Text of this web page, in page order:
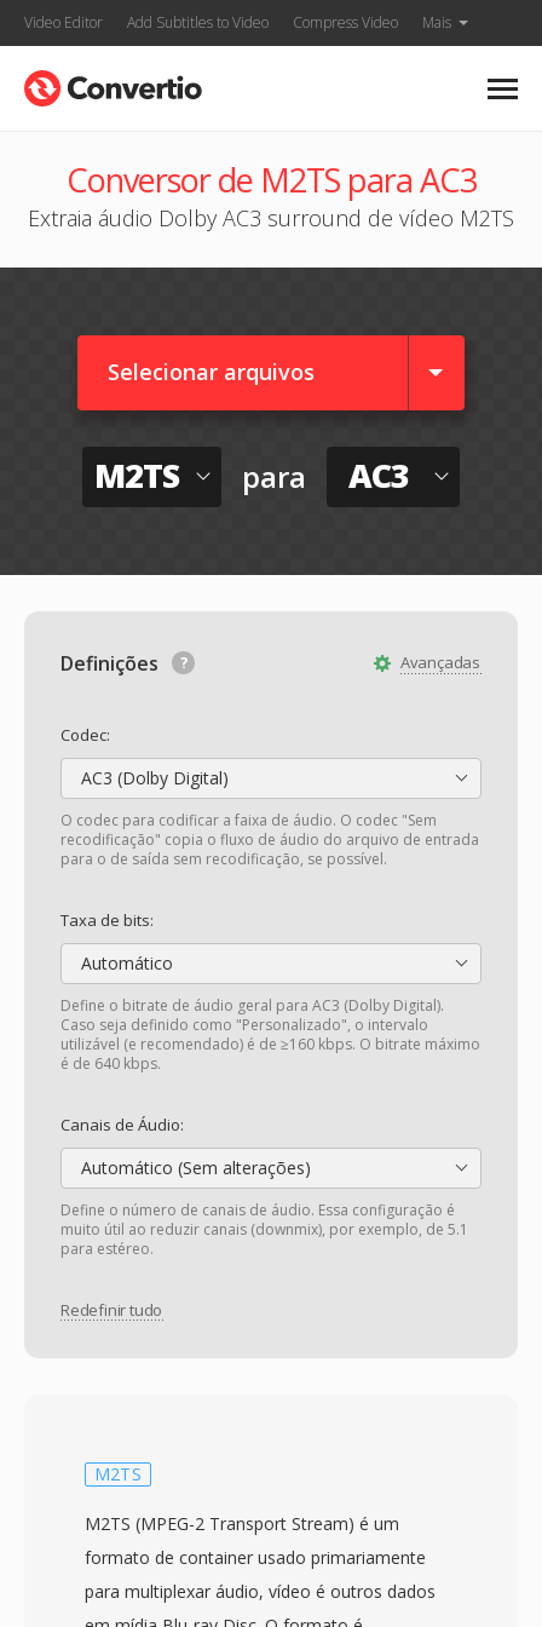
Video Editor Add Subtitles to Video Compress Video Mais
Conversor de M2TS para AC3
Extraia áudio Dolby AC3 surround de vídeo M2TS
Selecionar arquivos
M2TS para AC3
Avançadas
Definições
Codec:
AC3 (Dolby Digital)
O codec para codificar a faixa de áudio. O codec "Sem
recodificação" copia o fluxo de áudio do arquivo de entrada
para o de saída sem recodificação, se possível.
Taxa de bits:
Automático
Define o bitrate de áudio geral para AC3 (Dolby Digital).
Caso seja definido como "Personalizado", o intervalo
utilizável (e recomendado) é de ≥160 kbps. O bitrate máximo
é de 640 kbps.
Canais de Áudio:
Automático (Sem alterações)
Define o número de canais de áudio. Essa configuração é
muito útil ao reduzir canais (downmix), por exemplo, de 5.1
para estéreo.
Redefinir tudo
M2TS
M2TS (MPEG-2 Transport Stream) é um
formato de container usado primariamente
para multiplexar áudio, vídeo é outros dados